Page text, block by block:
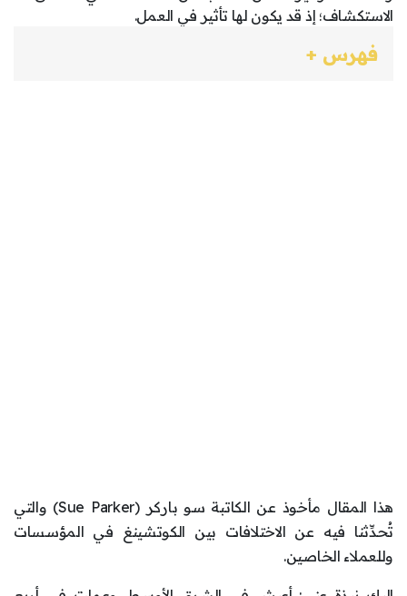
الاستكشاف؛ إذ قد يكون لها تأثير في العمل.
فهرس +
هذا المقال مأخوذ عن الكاتبة سو باركر (Sue Parker) والتي
تُحدِّثنا فيه عن الاختلافات بين الكوتشينغ في المؤسسات
وللعملاء الخاصين.